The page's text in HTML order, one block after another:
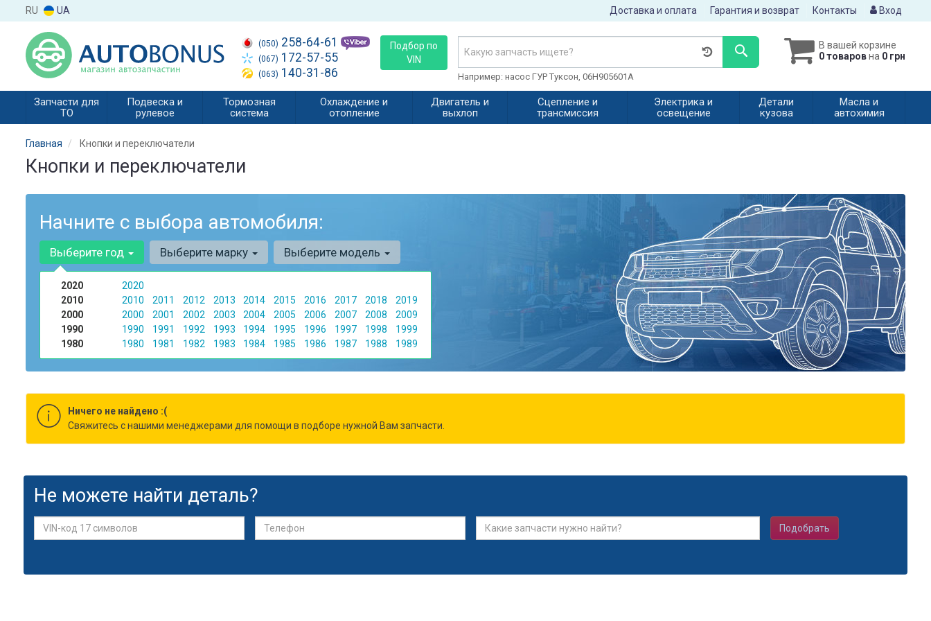
RU UA Доставка и оплата Гарантия и возврат Контакты Вход
(050) 258-64-61
(067) 172-57-55
(063) 140-31-86
Подбор по
VIN
В вашей корзине
0 товаровна 0 грн
Например: насос ГУР Туксон, 06H905601A
Запчасти для
ТО
Подвеска и
рулевое
Тормозная
система
Охлаждение и
отопление
Двигатель и
выхлоп
Сцепление и
трансмиссия
Электрика и
освещение
Детали
кузова
Масла и
автохимия
Главная Кнопки и переключатели
Кнопки и переключатели
Начните с выбора автомобиля:
Выберите год
2020
2020
2010
2010 2011 2012 2013 2014 2015 2016 2017 2018
2019
2000
2000 2001 2002 2003 2004 2005 2006 2007 2008
2009
1990
1990 1991 1992 1993 1994 1995 1996 1997 1998
1999
1980
1980 1981 1982 1983 1984 1985 1986 1987 1988 1989
Выберите марку Выберите модель
Ничего не найдено :(
Cвяжитесь с нашими менеджерами для помощи в подборе нужной Вам запчасти.
Не можете найти деталь?
Подобрать